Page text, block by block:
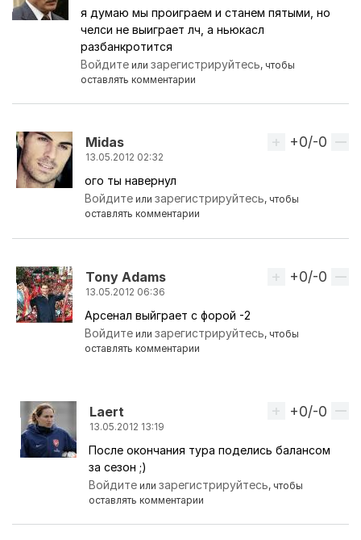
я думаю мы проиграем и станем пятыми, но
челси не выиграет лч, а ньюкасл
разбанкротится
Войдите илизарегистрируйтесь, чтобы
оставлять комментарии
Midas
13.05.2012 02:32
Ответ на комментарий пользователя
Вверх
+0/-0
ого ты навернул
Войдите илизарегистрируйтесь, чтобы
оставлять комментарии
Tony Adams
13.05.2012 06:36
Ответ на комментарий пользователя
Вверх
+0/-0
Арсенал выйграет с форой -2
Войдите илизарегистрируйтесь, чтобы
оставлять комментарии
Laert
13.05.2012 13:19
Ответ на комментарий пользователя
Вверх
+0/-0
После окончания тура поделись балансом
за сезон ;)
Войдите илизарегистрируйтесь, чтобы
оставлять комментарии